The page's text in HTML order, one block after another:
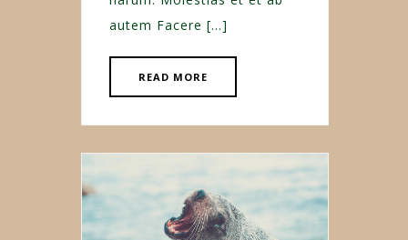
autem Facere […]
READ MORE